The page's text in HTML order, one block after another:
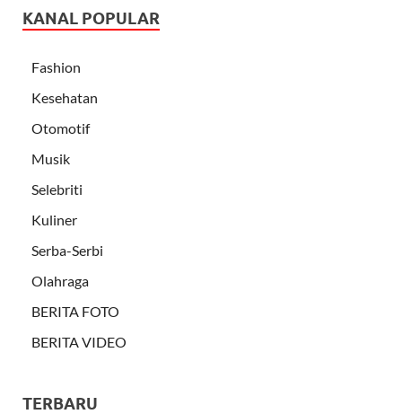
KANAL POPULAR
Fashion
Kesehatan
Otomotif
Musik
Selebriti
Kuliner
Serba-Serbi
Olahraga
BERITA FOTO
BERITA VIDEO
TERBARU